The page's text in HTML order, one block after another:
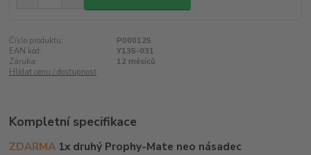
Číslo produktu:
P000125
EAN kód:
Y135-031
Záruka:
12 měsíců
Hlídat cenu / dostupnost
Kompletní specifikace
ZDARMA 1x druhý Prophy-Mate neo násadec